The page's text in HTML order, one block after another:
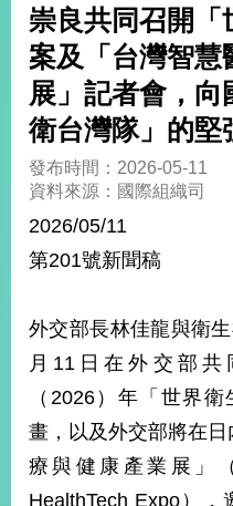
總
合
外
交
價
值
交
經
不
國
台
海
平
崇良共同召開「
案及「台灣智慧
展」記者會，向
衛台灣隊」的堅
發布時間：2026-05-11
資料來源：國際組織司
2026/05/11
第201號新聞稿
外交部長林佳龍與衛
月11日在外交部
（2026）年「世界
畫，以及外交部將在
療與健康產業展」
HealthTech Expo）